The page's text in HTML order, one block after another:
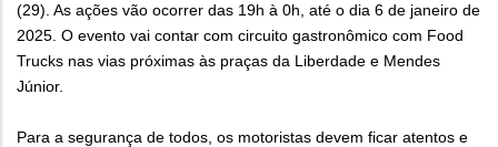
(29). As ações vão ocorrer das 19h à 0h, até o dia 6 de janeiro de
2025. O evento vai contar com circuito gastronômico com Food
Trucks nas vias próximas às praças da Liberdade e Mendes
Júnior.
Para a segurança de todos, os motoristas devem ficar atentos e